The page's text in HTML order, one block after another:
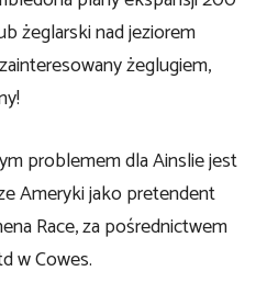
żeglarski nad jeziorem
żeglugiem,
problemem dla Ainslie jest
Ameryki jako pretendent
Race, za pośrednictwem
w Cowes.